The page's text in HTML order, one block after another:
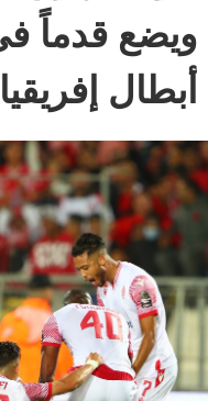
ويضع قدماً
أبطال إفريقيا